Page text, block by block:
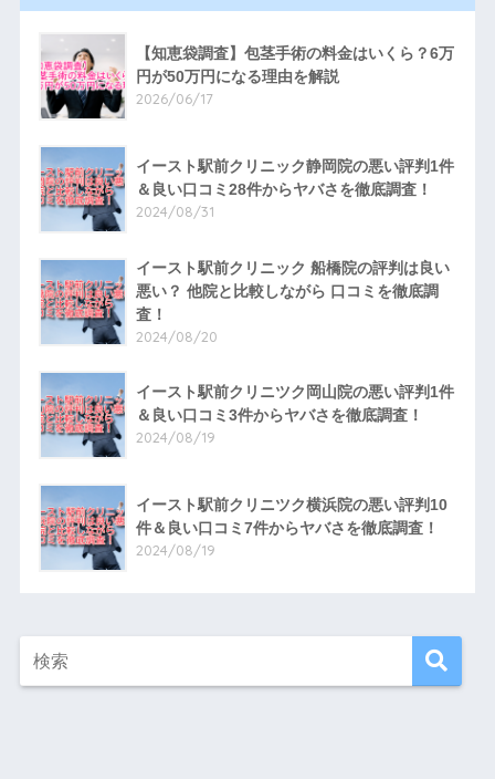
【知恵袋調査】包茎手術の料金はいくら？6万
円が50万円になる理由を解説
2026/06/17
イースト駅前クリニック静岡院の悪い評判1件
＆良い口コミ28件からヤバさを徹底調査！
2024/08/31
イースト駅前クリニック 船橋院の評判は良い
悪い？ 他院と比較しながら 口コミを徹底調
査！
2024/08/20
イースト駅前クリニツク岡山院の悪い評判1件
＆良い口コミ3件からヤバさを徹底調査！
2024/08/19
イースト駅前クリニツク横浜院の悪い評判10
件＆良い口コミ7件からヤバさを徹底調査！
2024/08/19